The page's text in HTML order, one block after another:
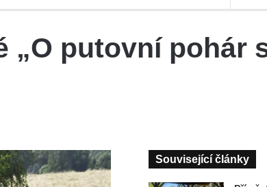
„O putovní pohár
Související články